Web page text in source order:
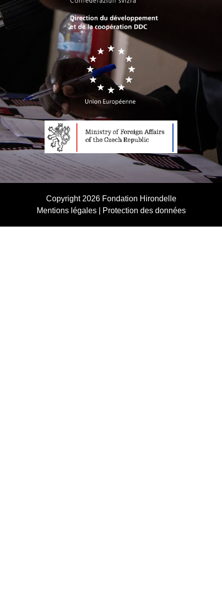
Copyright 2026 Fondation Hirondelle
Mentions légales| Protection des données